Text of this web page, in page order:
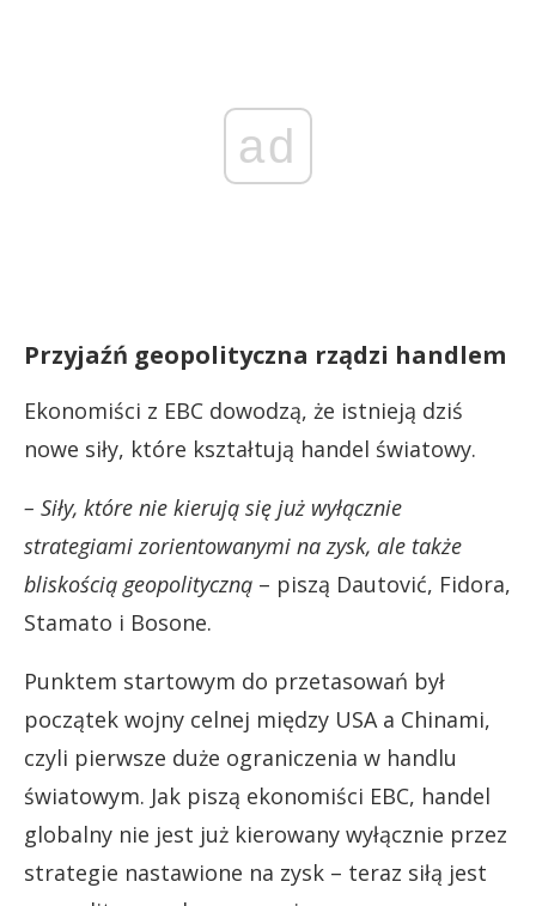
ad
Przyjaźń geopolityczna rządzi handlem
Ekonomiści z EBC dowodzą, że istnieją dziś
nowe siły, które kształtują handel światowy.
– Siły, które nie kierują się już wyłącznie
strategiami zorientowanymi na zysk, ale także
bliskością geopolityczną – piszą Dautović, Fidora,
Stamato i Bosone.
Punktem startowym do przetasowań był
początek wojny celnej między USA a Chinami,
czyli pierwsze duże ograniczenia w handlu
światowym. Jak piszą ekonomiści EBC, handel
globalny nie jest już kierowany wyłącznie przez
strategie nastawione na zysk – teraz siłą jest